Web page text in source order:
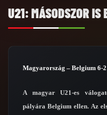
U21: MÁSODSZOR IS
Magyarország – Belgium 6-
A magyar U21-es
pályára Belgium ellen. Az